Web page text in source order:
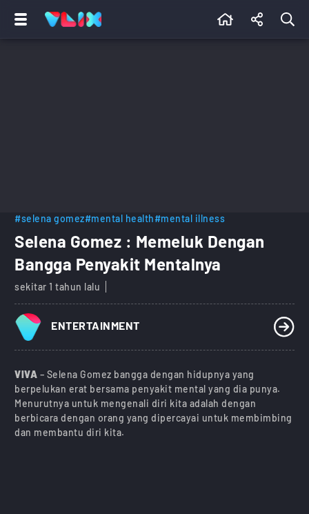
#selena gomez#mental health#mental illness
Selena Gomez : Memeluk Dengan
Bangga Penyakit Mentalnya
sekitar 1 tahun lalu
ENTERTAINMENT
VIVA – Selena Gomez bangga dengan hidupnya yang
berpelukan erat bersama penyakit mental yang dia punya.
Menurutnya untuk mengenali diri kita adalah dengan
berbicara dengan orang yang dipercayai untuk membimbing
dan membantu diri kita.